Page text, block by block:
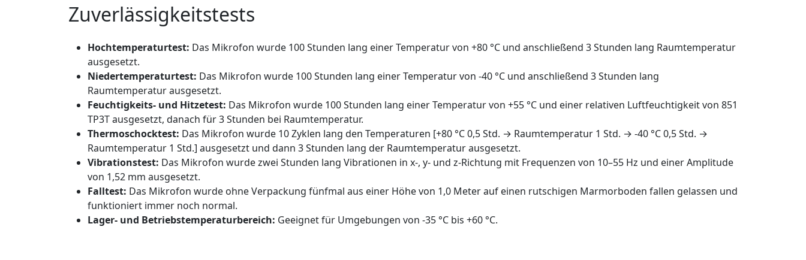
Zuverlässigkeitstests
Hochtemperaturtest: Das Mikrofon wurde 100 Stunden lang einer Temperatur von +80 °C und anschließend 3 Stunden lang Raumtemperatur
ausgesetzt.
Niedertemperaturtest: Das Mikrofon wurde 100 Stunden lang einer Temperatur von -40 °C und anschließend 3 Stunden lang
Raumtemperatur ausgesetzt.
Feuchtigkeits- und Hitzetest: Das Mikrofon wurde 100 Stunden lang einer Temperatur von +55 °C und einer relativen Luftfeuchtigkeit von 851
TP3T ausgesetzt, danach für 3 Stunden bei Raumtemperatur.
Thermoschocktest: Das Mikrofon wurde 10 Zyklen lang den Temperaturen [+80 °C 0,5 Std. → Raumtemperatur 1 Std. → -40 °C 0,5 Std. →
Raumtemperatur 1 Std.] ausgesetzt und dann 3 Stunden lang der Raumtemperatur ausgesetzt.
Vibrationstest: Das Mikrofon wurde zwei Stunden lang Vibrationen in x-, y- und z-Richtung mit Frequenzen von 10–55 Hz und einer Amplitude
von 1,52 mm ausgesetzt.
Falltest: Das Mikrofon wurde ohne Verpackung fünfmal aus einer Höhe von 1,0 Meter auf einen rutschigen Marmorboden fallen gelassen und
funktioniert immer noch normal.
Lager- und Betriebstemperaturbereich: Geeignet für Umgebungen von -35 °C bis +60 °C.